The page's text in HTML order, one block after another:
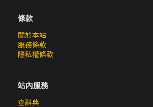
條款
關於本站
服務條款
隱私權條款
站內服務
查辭典